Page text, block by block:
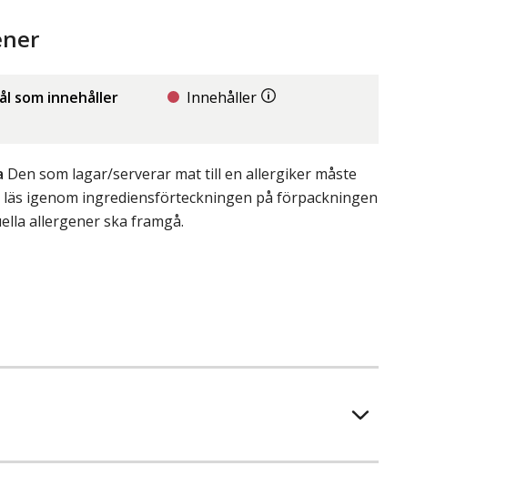
som innehåller
Innehåller
Den som lagar/serverar mat till en allergiker måste
igenom ingrediensförteckningen på förpackningen
allergener ska framgå.